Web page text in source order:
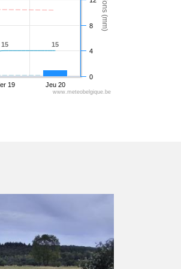
15
15 15
15
19 Jeu 20
0
4
8
www.meteobelgique.be